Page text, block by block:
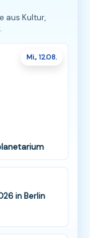
aus Kultur,
Mi., 12.08.
in Berlin